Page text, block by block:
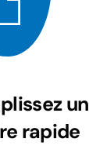
un
rapide